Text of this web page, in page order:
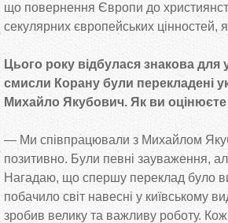
що повернення Європи до
секулярних європейських цінностей,
Цього року відбулася знакова
смисли Корану були перекладені
Михайло Якубович. Як ви оцінюєте
— Ми співпрацювали з Михайлом
позитивно. Були певні зауваження,
Нагадаю, що спершу переклад було
побачило світ навесні у київському
зробив велику та важливу роботу.